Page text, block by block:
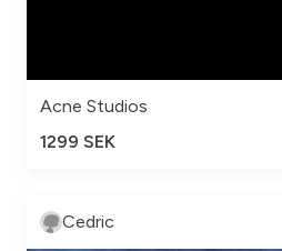
Acne Studios
1299 SEK
Cedric